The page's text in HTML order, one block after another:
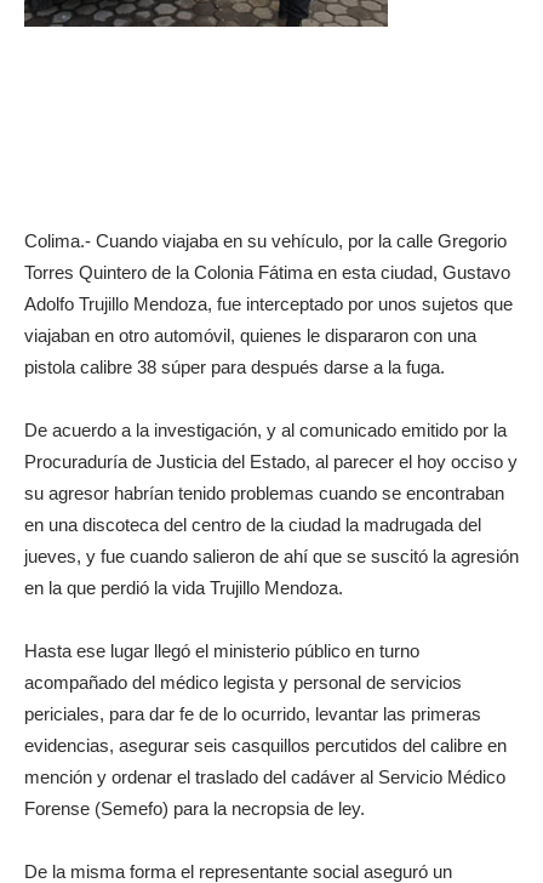
Colima.- Cuando viajaba en su vehículo, por la calle Gregorio
Torres Quintero de la Colonia Fátima en esta ciudad, Gustavo
Adolfo Trujillo Mendoza, fue interceptado por unos sujetos que
viajaban en otro automóvil, quienes le dispararon con una
pistola calibre 38 súper para después darse a la fuga.
De acuerdo a la investigación, y al comunicado emitido por la
Procuraduría de Justicia del Estado, al parecer el hoy occiso y
su agresor habrían tenido problemas cuando se encontraban
en una discoteca del centro de la ciudad la madrugada del
jueves, y fue cuando salieron de ahí que se suscitó la agresión
en la que perdió la vida Trujillo Mendoza.
Hasta ese lugar llegó el ministerio público en turno
acompañado del médico legista y personal de servicios
periciales, para dar fe de lo ocurrido, levantar las primeras
evidencias, asegurar seis casquillos percutidos del calibre en
mención y ordenar el traslado del cadáver al Servicio Médico
Forense (Semefo) para la necropsia de ley.
De la misma forma el representante social aseguró un